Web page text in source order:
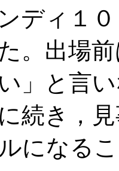
ディ１
。出場
」と言
続き，
になる